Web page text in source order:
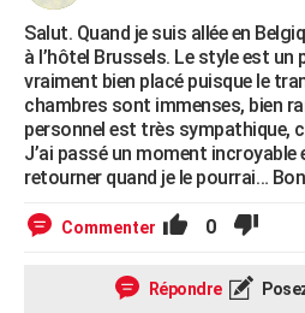
Salut. Quand je suis allée en
à l’hôtel Brussels. Le style est un
vraiment bien placé puisque le
chambres sont immenses, bien
personnel est très sympathique,
J’ai passé un moment incroyable
retourner quand je le pourrai…
Commenter 0
Répondre